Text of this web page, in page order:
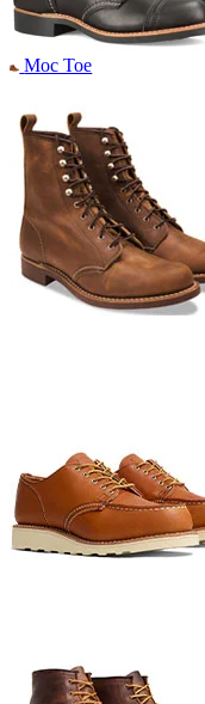
Moc Toe